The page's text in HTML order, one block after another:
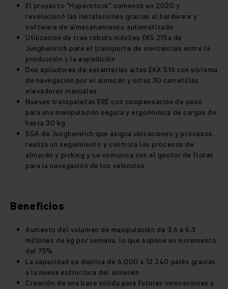
El proyecto "Hyperstock" comenzó en 2020 y
revolucionó las instalaciones gracias al hardware y
software de almacenamiento automatizado
Utilización de tres robots móviles EKS 215a de
Jungheinrich para el transporte de mercancías entre la
producción y la expedición
Dos apiladores de estanterías altas EKX 516 con sistema
de navegación por el almacén y otras 30 carretillas
elevadoras manuales
Nuevas transpaletas ERE con compensación de peso
para una manipulación segura y ergonómica de cargas de
hasta 30 kg
SGA de Jungheinrich que asigna ubicaciones y procesos,
realiza un seguimiento y controla los procesos de
almacén y picking y se comunica con el gestor de flotas
para la navegación de los vehículos
Beneficios
Aumento del volumen de manipulación de 3,6 a 6,3
millones de kg por semana, lo que supone un incremento
del 75%
La capacidad se duplica de 6.000 a 12.240 palés gracias
a la nueva estructura del almacén
Creación de una base sólida para futuras innovaciones y